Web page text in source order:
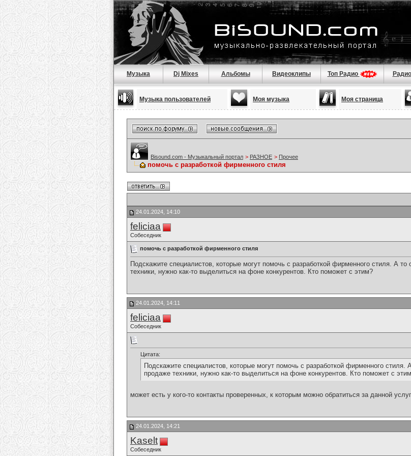
Музыка Dj Mixes Альбомы Видеоклипы Топ Радио
Музыка пользователей Моя музыка Моя страница
Bisound.com - Музыкальный портал > РАЗНОЕ > Прочее
помочь с разработкой фирменного стиля
24.01.2024, 14:10
feliciaa
Собеседник
помочь с разработкой фирменного стиля
Подскажите специалистов, которые могут помочь с разработкой фирменного стиля. А
техники, нужно как-то выделиться на фоне конкурентов. Кто поможет с этим?
24.01.2024, 14:11
feliciaa
Собеседник
Цитата:
Подскажите специалистов, которые могут помочь с разработкой фирменного
продаже техники, нужно как-то выделиться на фоне конкурентов. Кто поможет с
может есть у кого-то контакты проверенных, к которым можно обратиться за данной
24.01.2024, 14:21
Kaselt
Собеседник